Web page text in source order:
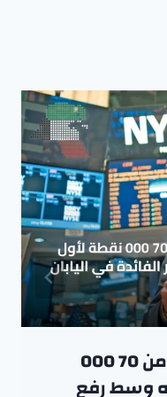
مؤشر نيكاي 225 يقترب من 70 000
وسط رفع